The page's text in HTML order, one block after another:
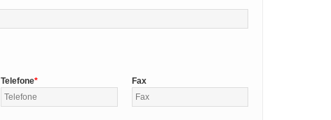
Telefone Fax